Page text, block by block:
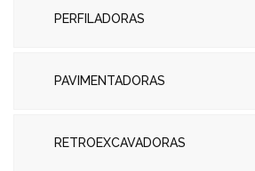
PERFILADORAS
PAVIMENTADORAS
RETROEXCAVADORAS